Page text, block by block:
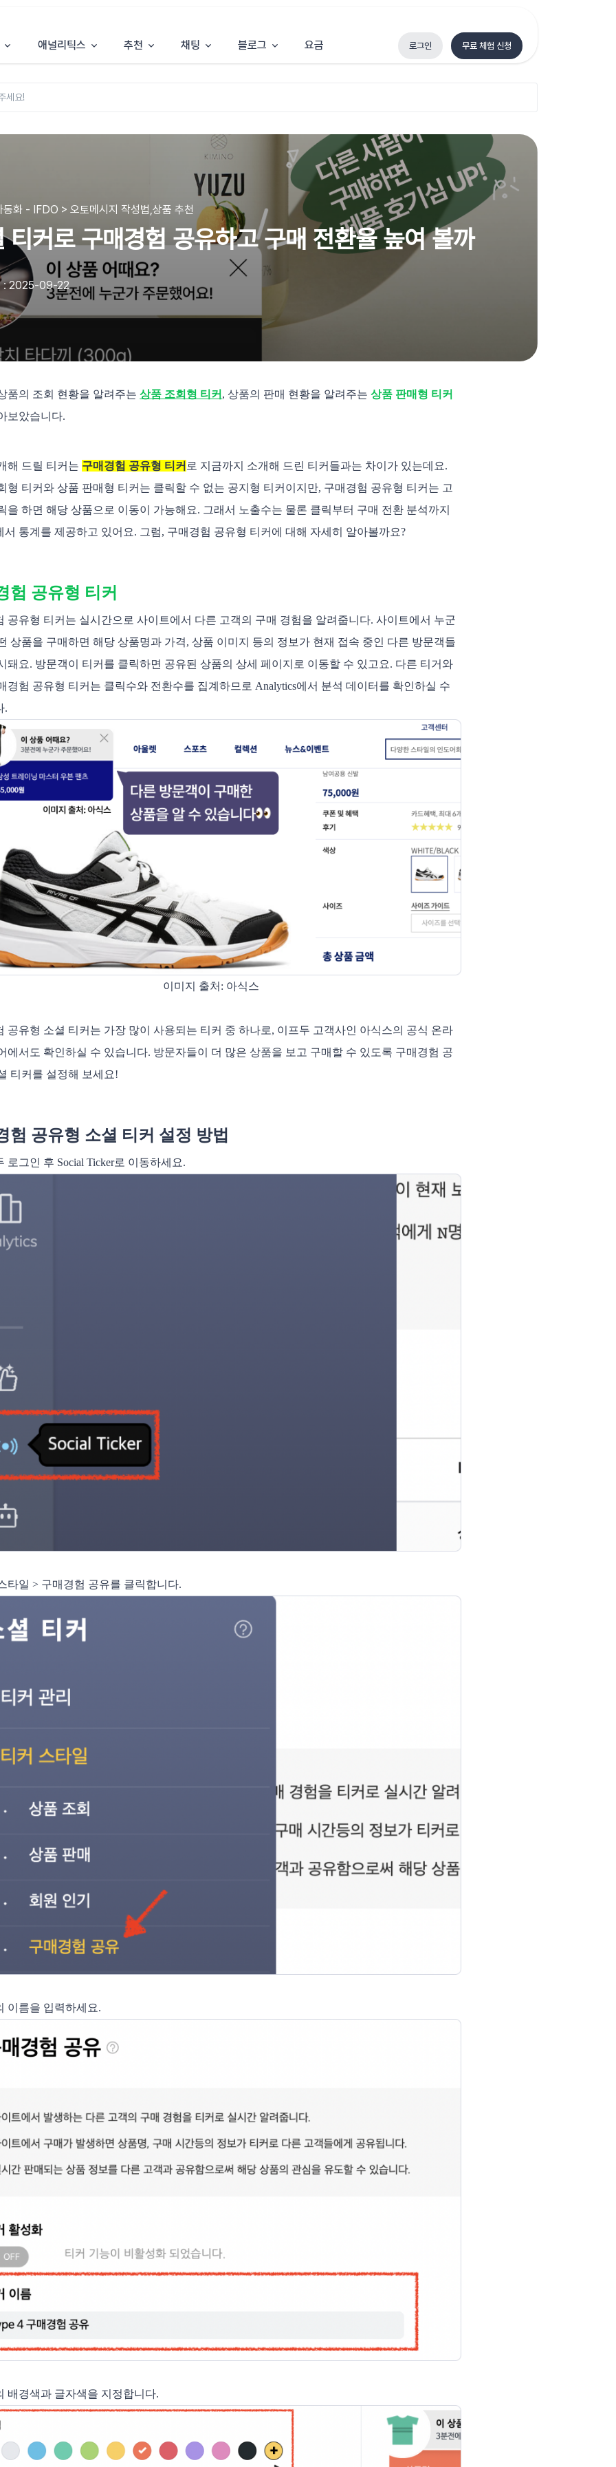
애널리틱스 추천 채팅 블로그 요금 로그인 무료 체험 신청
동화 - IFDO > 오토메시지 작성법,상품 추천
티커로 구매경험 공유하고 구매 전환율 높여 볼까
: 2025-09-22
품의 조회 현황을 알려주는 상품 조회형 티커 , 상품의 판매 현황을 알려주는 상품 판매형 티커
보았습니다.
해 드릴 티커는 구매경험 공유형 티커 로 지금까지 소개해 드린 티커들과는 차이가 있는데요.
형 티커와 상품 판매형 티커는 클릭할 수 없는 공지형 티커이지만, 구매경험 공유형 티커는 고
을 하면 해당 상품으로 이동이 가능해요. 그래서 노출수는 물론 클릭부터 구매 전환 분석까지
서 통계를 제공하고 있어요. 그럼, 구매경험 공유형 티커에 대해 자세히 알아볼까요?
험 공유형 티커
공유형 티커는 실시간으로 사이트에서 다른 고객의 구매 경험을 알려줍니다. 사이트에서 누군
상품을 구매하면 해당 상품명과 가격, 상품 이미지 등의 정보가 현재 접속 중인 다른 방문객들
돼요. 방문객이 티커를 클릭하면 공유된 상품의 상세 페이지로 이동할 수 있고요. 다른 티거와
경험 공유형 티커는 클릭수와 전환수를 집계하므로 Analytics에서 분석 데이터를 확인하실 수
.
이미지 출처: 아식스
공유형 소셜 티커는 가장 많이 사용되는 티커 중 하나로, 이프두 고객사인 아식스의 공식 온라
에서도 확인하실 수 있습니다. 방문자들이 더 많은 상품을 보고 구매할 수 있도록 구매경험 공
티커를 설정해 보세요!
험 공유형 소셜 티커 설정 방법
로그인 후 Social Ticker로 이동하세요.
타일 > 구매경험 공유를 클릭합니다.
이름을 입력하세요.
배경색과 글자색을 지정합니다.